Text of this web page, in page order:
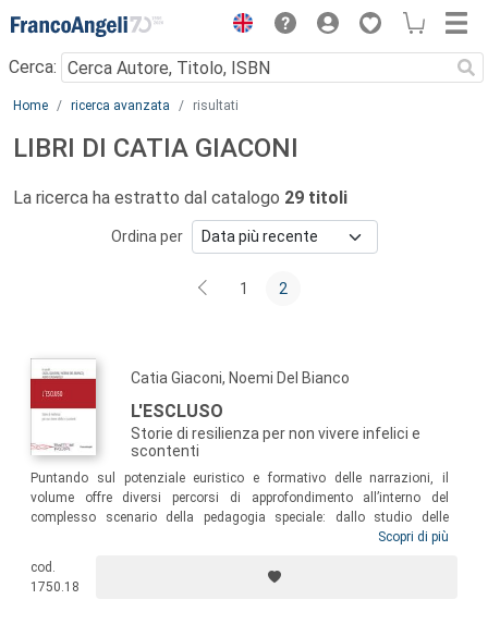
Menu
Cerca:
Main content
Home ricerca avanzata risultati
LIBRI DI CATIA GIACONI
La ricerca ha estratto dal catalogo 29 titoli
Ordina per
1 2
Catia Giaconi, Noemi Del Bianco
L'ESCLUSO
Storie di resilienza per non vivere infelici e
scontenti
Puntando sul potenziale euristico e formativo delle narrazioni, il
volume offre diversi percorsi di approfondimento all’interno del
complesso scenario della pedagogia speciale: dallo studio delle
famiglie con disabilità, alla valorizzazione dei processi di
alla promozione dei progetti di vita e delle diverse e possibili traiettorie
di senso. Un testo per studenti in formazione – verso la professione di
Scopri di più
cod.
1750.18